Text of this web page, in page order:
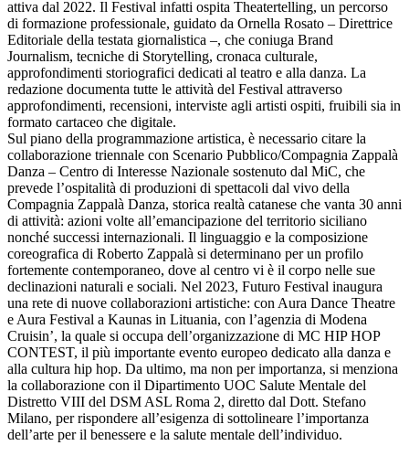
attiva dal 2022. Il Festival infatti ospita Theatertelling, un percorso
di formazione professionale, guidato da Ornella Rosato – Direttrice
Editoriale della testata giornalistica –, che coniuga Brand
Journalism, tecniche di Storytelling, cronaca culturale,
approfondimenti storiografici dedicati al teatro e alla danza. La
redazione documenta tutte le attività del Festival attraverso
approfondimenti, recensioni, interviste agli artisti ospiti, fruibili sia in
formato cartaceo che digitale.
Sul piano della programmazione artistica, è necessario citare la
collaborazione triennale con Scenario Pubblico/Compagnia Zappalà
Danza – Centro di Interesse Nazionale sostenuto dal MiC, che
prevede l’ospitalità di produzioni di spettacoli dal vivo della
Compagnia Zappalà Danza, storica realtà catanese che vanta 30 anni
di attività: azioni volte all’emancipazione del territorio siciliano
nonché successi internazionali. Il linguaggio e la composizione
coreografica di Roberto Zappalà si determinano per un profilo
fortemente contemporaneo, dove al centro vi è il corpo nelle sue
declinazioni naturali e sociali. Nel 2023, Futuro Festival inaugura
una rete di nuove collaborazioni artistiche: con Aura Dance Theatre
e Aura Festival a Kaunas in Lituania, con l’agenzia di Modena
Cruisin’, la quale si occupa dell’organizzazione di MC HIP HOP
CONTEST, il più importante evento europeo dedicato alla danza e
alla cultura hip hop. Da ultimo, ma non per importanza, si menziona
la collaborazione con il Dipartimento UOC Salute Mentale del
Distretto VIII del DSM ASL Roma 2, diretto dal Dott. Stefano
Milano, per rispondere all’esigenza di sottolineare l’importanza
dell’arte per il benessere e la salute mentale dell’individuo.